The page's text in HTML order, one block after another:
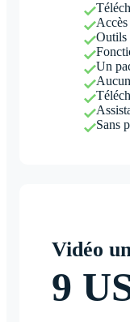
Outils
Un
Sans
Vidéo
9